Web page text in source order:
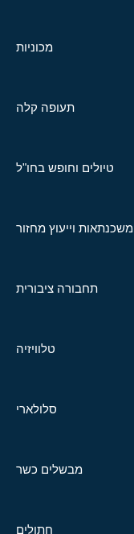
מכוניות
תעופה קלה
טיולים וחופש בחו"ל
משכנתאות וייעוץ מחזור
תחבורה ציבורית
טלוויזיה
סלולארי
מבשלים כשר
חתולים